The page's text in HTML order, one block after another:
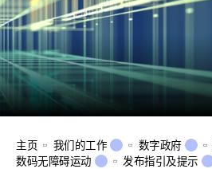
主页 我们的工作 数字政府
数码无障碍运动
发布指引及提示